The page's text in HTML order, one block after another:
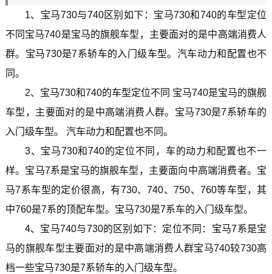
1、宝马730与740区别如下：宝马730和740的车型定位
不同宝马740是宝马的旗舰车型，主要面对的是中高端消费人
群。宝马730是7系轿车的入门级车型。汽车动力和配置也不
同。
2、宝马730和740的车型定位不同 宝马740是宝马的旗舰
车型，主要面对的是中高端消费人群。宝马730是7系轿车的
入门级车型。 汽车动力和配置也不同。
3、宝马730和740的定位不同，车的动力和配置也不一
样。宝马7系是宝马的旗舰车型，主要面向中高端消费者。宝
马7系车型的定价很高，有730、740、750、760等车型，其
中760是7系的顶配车型。宝马730是7系车的入门级车型。
4、宝马740与730的区别如下：定位不同：宝马7系是宝
马的旗舰车型主要面对的是中高端消费人群宝马740较730高
档一些宝马730是7系轿车的入门级车型。